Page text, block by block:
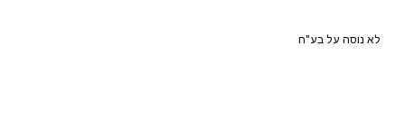
לא נוסה על בע"ח